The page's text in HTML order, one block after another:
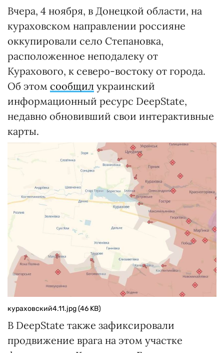
Вчера, 4 ноября, в Донецкой области, на
кураховском направлении россияне
оккупировали село Степановка,
расположенное неподалеку от
Курахового, к северо-востоку от города.
Об этом сообщил украинский
информационный ресурс DeepState,
недавно обновивший свои интерактивные
карты.
кураховский4.11.jpg (46 KB)
В DeepState также зафиксировали
продвижение врага на этом участке